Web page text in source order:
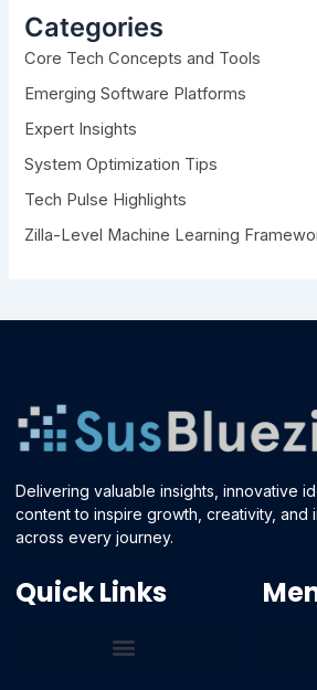
h
f
o
r
Categories
Core Tech Concepts and Tools
Emerging Software Platforms
Expert Insights
System Optimization Tips
Tech Pulse Highlights
Zilla-Level Machine Learning
Delivering valuable insights, innovative
content to inspire growth, creativity, and
across every journey.
Quick Links